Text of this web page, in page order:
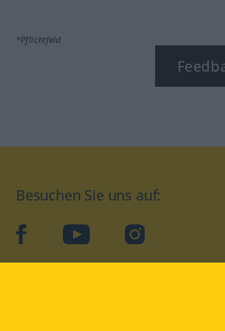
*Pflichtfeld
Besuchen Sie uns auf:
facebookYouTube Instagram